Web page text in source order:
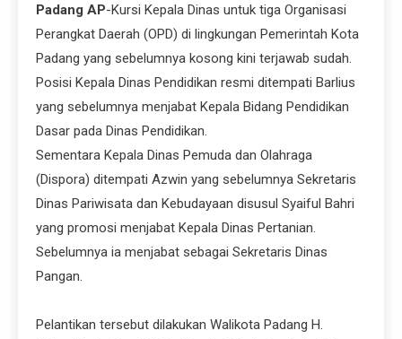
Padang AP-Kursi Kepala Dinas untuk tiga Organisasi
Perangkat Daerah (OPD) di lingkungan Pemerintah Kota
Padang yang sebelumnya kosong kini terjawab sudah.
Posisi Kepala Dinas Pendidikan resmi ditempati Barlius
yang sebelumnya menjabat Kepala Bidang Pendidikan
Dasar pada Dinas Pendidikan.
Sementara Kepala Dinas Pemuda dan Olahraga
(Dispora) ditempati Azwin yang sebelumnya Sekretaris
Dinas Pariwisata dan Kebudayaan disusul Syaiful Bahri
yang promosi menjabat Kepala Dinas Pertanian.
Sebelumnya ia menjabat sebagai Sekretaris Dinas
Pangan.
Pelantikan tersebut dilakukan Walikota Padang H.